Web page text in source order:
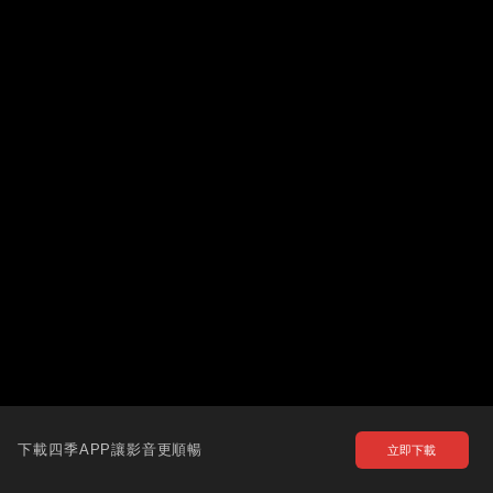
下載四季APP讓影音更順暢 立即下載